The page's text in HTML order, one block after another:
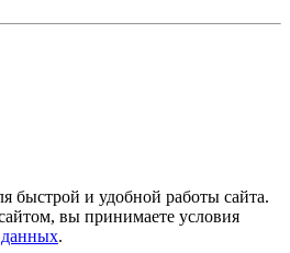
быстрой и удобной работы сайта.
вы принимаете условия
данных.